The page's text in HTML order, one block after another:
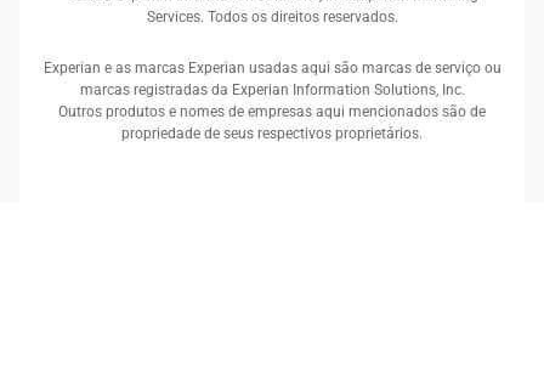
Services. Todos os direitos reservados.
Experian e as marcas Experian usadas aqui são marcas de serviço ou
marcas registradas da Experian Information Solutions, Inc.
Outros produtos e nomes de empresas aqui mencionados são de
propriedade de seus respectivos proprietários.